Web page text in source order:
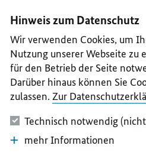
II
III
IV
V
Hinweis zum Datenschutz
Wir verwenden Cookies, um
Nutzung unserer Webseite zu
für den Betrieb der Seite
Darüber hinaus können Sie
zulassen. Zur
Technisch notwendig
mehr Informationen